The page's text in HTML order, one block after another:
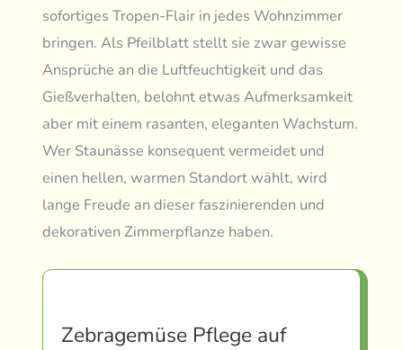
sofortiges Tropen-Flair in jedes Wohnzimmer
bringen. Als Pfeilblatt stellt sie zwar gewisse
Ansprüche an die Luftfeuchtigkeit und das
Gießverhalten, belohnt etwas Aufmerksamkeit
aber mit einem rasanten, eleganten Wachstum.
Wer Staunässe konsequent vermeidet und
einen hellen, warmen Standort wählt, wird
lange Freude an dieser faszinierenden und
dekorativen Zimmerpflanze haben.
Zebragemüse Pflege auf